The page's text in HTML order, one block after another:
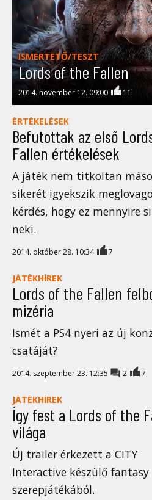
ISMERTETŐ/TESZT
Lords of the Fallen
2014. november 12. 09:00 11
ÉRTÉKELÉSEK
Befutottak az első
Fallen értékelések
A játék nem titkoltan
sikerét igyekszik
kérdés, hogy ez mennyire
neki.
2014. október 28. 10:34 7
JÁTÉKHÍREK
Lords of the Fallen
mizéria
Ismét a PS4 nyeri az új
csatáját?
2014. szeptember 23. 12:35 2 7
JÁTÉKHÍREK
Így fest a Lords of the
világa
Új trailer érkezett a CITY
Interactive készülő fantasy
szerepjátékából.